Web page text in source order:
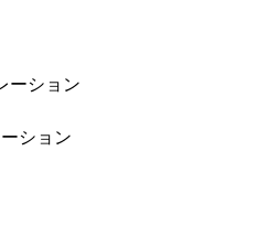
ーション
ション